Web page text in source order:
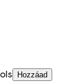
Hozzáad